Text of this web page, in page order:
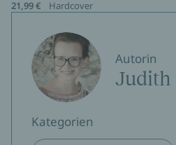
21,99 € Hardcover
Autorin
Judith
Kategorien